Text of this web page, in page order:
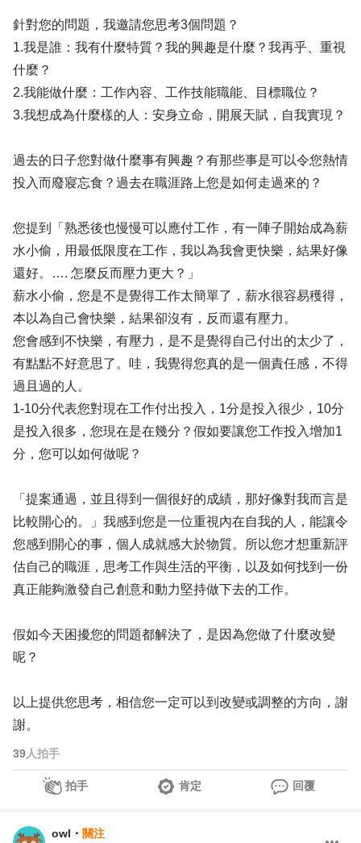
針對您的問題，我邀請您思考3個問題？
1.我是誰：我有什麼特質？我的興趣是什麼？我再乎、重視
什麼？
2.我能做什麼：工作內容、工作技能職能、目標職位？
3.我想成為什麼樣的人：安身立命，開展天賦，自我實現？
過去的日子您對做什麼事有興趣？有那些事是可以令您熱情
投入而廢寢忘食？過去在職涯路上您是如何走過來的？
您提到「熟悉後也慢慢可以應付工作，有一陣子開始成為薪
水小偷，用最低限度在工作，我以為我會更快樂，結果好像
還好。…. 怎麼反而壓力更大？」
薪水小偷，您是不是覺得工作太簡單了，薪水很容易穫得，
本以為自己會快樂，結果卻沒有，反而還有壓力。
您會感到不快樂，有壓力，是不是覺得自己付出的太少了，
有點點不好意思了。哇，我覺得您真的是一個責任感，不得
過且過的人。
1-10分代表您對現在工作付出投入，1分是投入很少，10分
是投入很多，您現在是在幾分？假如要讓您工作投入增加1
分，您可以如何做呢？
「提案通過，並且得到一個很好的成績，那好像對我而言是
比較開心的。」我感到您是一位重視內在自我的人，能讓令
您感到開心的事，個人成就感大於物質。所以您才想重新評
估自己的職涯，思考工作與生活的平衡，以及如何找到一份
真正能夠激發自己創意和動力堅持做下去的工作。
假如今天困擾您的問題都解決了，是因為您做了什麼改變
呢？
以上提供您思考，相信您一定可以到改變或調整的方向，謝
謝。
39人拍手
拍手 肯定 回覆
owl ・ 關注